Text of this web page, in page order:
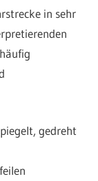
in sehr
gedreht